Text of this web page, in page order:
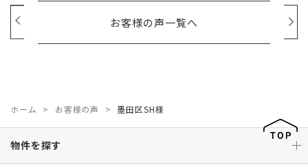
お客様の声一覧へ
ホーム お客様の声 墨田区SH様
物件を探す